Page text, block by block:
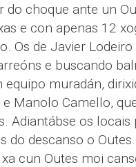
do choque ante un
e con apenas 12
Os de Javier Lodeiro
e buscando
equipo muradán,
Manolo Camello,
Adiantábse os locais
do descanso o
cun Outes moi